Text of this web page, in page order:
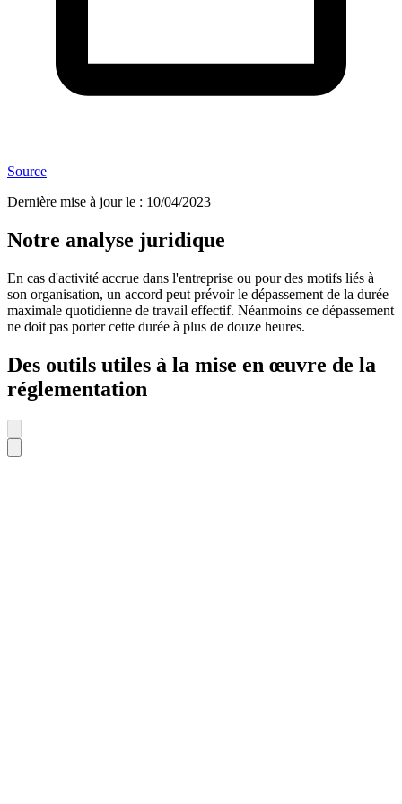
Source
Dernière mise à jour le : 10/04/2023
Notre analyse juridique
En cas d'activité accrue dans l'entreprise ou pour des motifs liés à
son organisation, un accord peut prévoir le dépassement de la durée
maximale quotidienne de travail effectif. Néanmoins ce dépassement
ne doit pas porter cette durée à plus de douze heures.
Des outils utiles à la mise en œuvre de la
réglementation